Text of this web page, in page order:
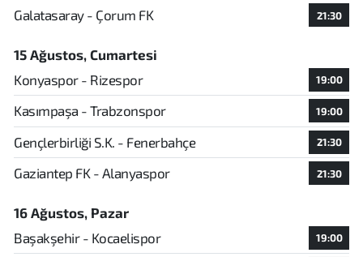
Galatasaray - Çorum FK
21:30
15 Ağustos, Cumartesi
Konyaspor - Rizespor
19:00
Kasımpaşa - Trabzonspor 19:00
Gençlerbirliği S.K. - Fenerbahçe 21:30
Gaziantep FK - Alanyaspor 21:30
16 Ağustos, Pazar
Başakşehir - Kocaelispor
19:00